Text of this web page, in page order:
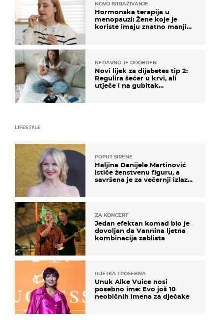
NOVO ISTRAŽIVANJE
Hormonska terapija u
menopauzi: Žene koje je
koriste imaju znatno manji
NEDAVNO JE ODOBREN
Novi lijek za dijabetes tip 2:
Regulira šećer u krvi, ali
utječe i na gubitak
LIFESTYLE
POPUT SIRENE
Haljina Danijele Martinović
ističe ženstvenu figuru, a
savršena je za večernji izlazak
ZA KONCERT
Jedan efektan komad bio je
dovoljan da Vannina ljetna
kombinacija zablista
RIJETKA I POSEBNA
Unuk Alke Vuice nosi
posebno ime: Evo još 10
neobičnih imena za dječake